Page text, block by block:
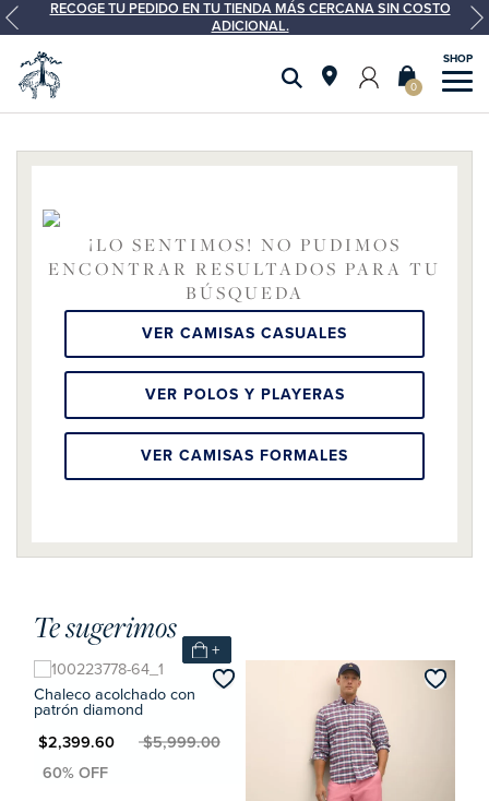
RECOGE TU PEDIDO EN TU TIENDA MÁS CERCANA SIN COSTO
ADICIONAL.
0
¡LO SENTIMOS! NO PUDIMOS
ENCONTRAR RESULTADOS PARA TU
BÚSQUEDA
VER CAMISAS CASUALES
VER POLOS Y PLAYERAS
VER CAMISAS FORMALES
Te sugerimos
+
Chaleco acolchado con
patrón diamond
MXN $2,399.60MXN $5,999.00